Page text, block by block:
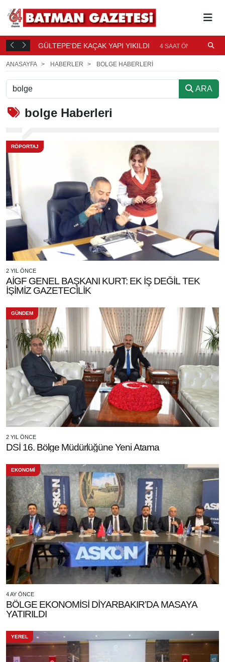
ÖNCE GÜLTEPE'DE KAÇAK YAPI YIKILDI 4 SAAT ÖNCE
ANASAYFA
HABERLER BOLGE HABERLERI
ARA
bolge Haberleri
RÖPORTAJ
2 YIL ÖNCE
AİGF GENEL BAŞKANI KURT: EK İŞ DEĞİL TEK
İŞİMİZ GAZETECİLİK
GÜNDEM
2 YIL ÖNCE
DSİ 16. Bölge Müdürlüğüne Yeni Atama
EKONOMİ
4 AY ÖNCE
BÖLGE EKONOMİSİ DİYARBAKIR’DA MASAYA
YATIRILDI
YEREL